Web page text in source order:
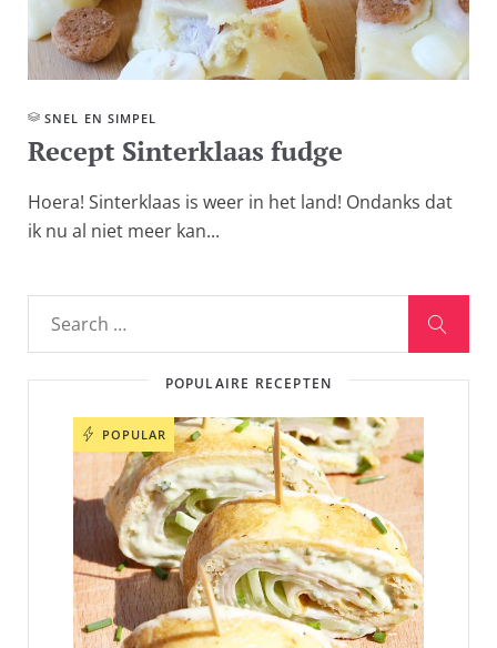
SNEL EN SIMPEL
Recept Sinterklaas fudge
Hoera! Sinterklaas is weer in het land! Ondanks dat
ik nu al niet meer kan...
POPULAIRE RECEPTEN
POPULAR